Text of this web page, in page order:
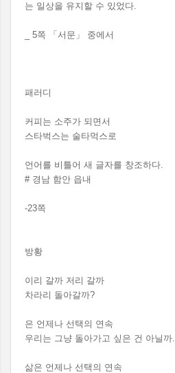
는 일상을 유지할 수 있었다.
_ 5쪽 「서문」 중에서
패러디
커피는 소주가 되면서
스타벅스는 술타먹스로
언어를 비틀어 새 글자를 창조하다.
# 경남 함안 읍내
-23쪽
방황
이리 갈까 저리 갈까
차라리 돌아갈까?
은 언제나 선택의 연속
우리는 그냥 돌아가고 싶은 건 아닐까.
삶은 언제나 선택의 연속